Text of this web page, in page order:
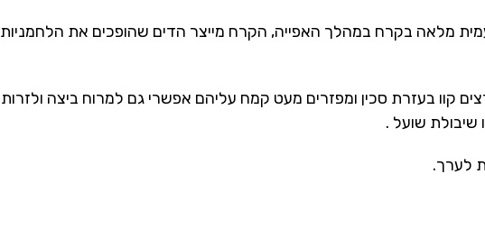
מלאה בקרח במהלך האפייה, הקרח מייצר הדים שהופכים את הלחמניות
קוו בעזרת סכין ומפזרים מעט קמח עליהם אפשרי גם למרוח ביצה ולזרות
שיבולת שועל .
לערך.